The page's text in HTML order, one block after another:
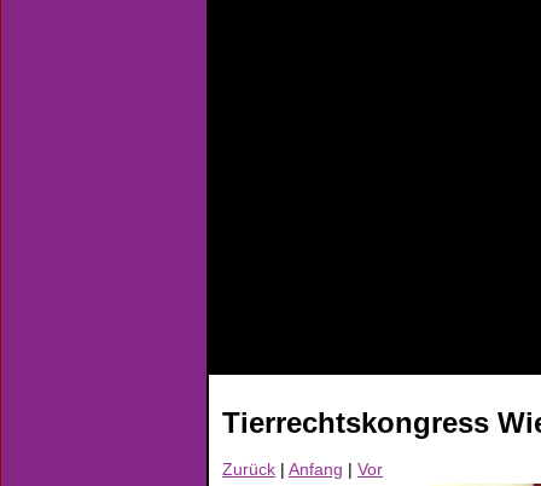
Tierrechtskongress
Zurück | Anfang | Vor